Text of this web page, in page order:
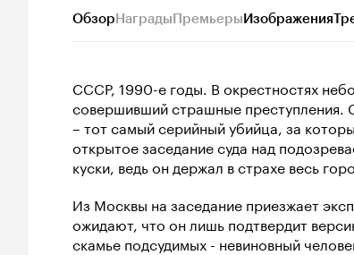
ОбзорНаградыПремьерыИзображения
СССР, 1990-е годы. В окрестностях
совершивший страшные преступления.
– тот самый серийный убийца, за
открытое заседание суда над
куски, ведь он держал в страхе весь
Из Москвы на заседание приезжает
ожидают, что он лишь подтвердит
скамье подсудимых - невиновный